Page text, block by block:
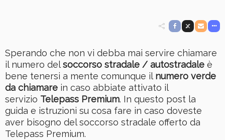
Sperando che non vi debba mai servire chiamare
il numero delsoccorso stradale / autostradale è
bene tenersi a mente comunque il numero verde
da chiamare in caso abbiate attivato il
servizio Telepass Premium. In questo post la
guida e istruzioni su cosa fare in caso doveste
aver bisogno del soccorso stradale offerto da
Telepass Premium.